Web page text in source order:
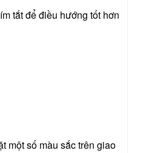
tắt để điều hướng tốt hơn
một số màu sắc trên giao